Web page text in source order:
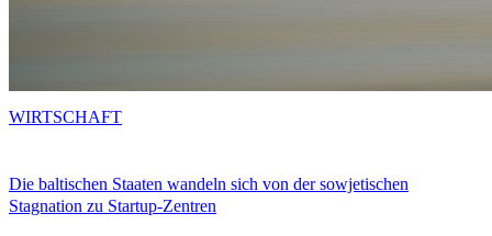
Die baltischen Staaten wandeln sich von der sowjetischen
Stagnation zu Startup-Zentren
WIRTSCHAFT